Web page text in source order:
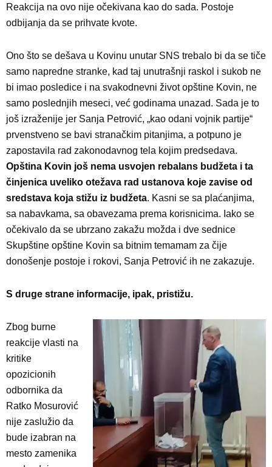
Reakcija na ovo nije očekivana kao do sada. Postoje
odbijanja da se prihvate kvote.
Ono što se dešava u Kovinu unutar SNS trebalo bi da se tiče
samo napredne stranke, kad taj unutrašnji raskol i sukob ne
bi imao posledice i na svakodnevni život opštine Kovin, ne
samo poslednjih meseci, već godinama unazad. Sada je to
još izraženije jer Sanja Petrović, „kao odani vojnik partije“
prvenstveno se bavi stranačkim pitanjima, a potpuno je
zapostavila rad zakonodavnog tela kojim predsedava.
Opština Kovin još nema usvojen rebalans budžeta i ta
činjenica uveliko otežava rad ustanova koje zavise od
sredstava koja stižu iz budžeta. Kasni se sa plaćanjima,
sa nabavkama, sa obavezama prema korisnicima. Iako se
očekivalo da se ubrzano zakažu možda i dve sednice
Skupštine opštine Kovin sa bitnim temamam za čije
donošenje postoje i rokovi, Sanja Petrović ih ne zakazuje.
S druge strane informacije, ipak, pristižu.
Zbog burne
reakcije vlasti na
kritike
opozicionih
odbornika da
Ratko Mosurović
nije zaslužio da
bude izabran na
mesto zamenika